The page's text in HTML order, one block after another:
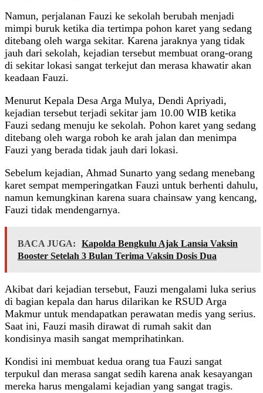
Namun, perjalanan Fauzi ke sekolah berubah menjadi
mimpi buruk ketika dia tertimpa pohon karet yang sedang
ditebang oleh warga sekitar. Karena jaraknya yang tidak
jauh dari sekolah, kejadian tersebut membuat orang-orang
di sekitar lokasi sangat terkejut dan merasa khawatir akan
keadaan Fauzi.
Menurut Kepala Desa Arga Mulya, Dendi Apriyadi,
kejadian tersebut terjadi sekitar jam 10.00 WIB ketika
Fauzi sedang menuju ke sekolah. Pohon karet yang sedang
ditebang oleh warga roboh ke arah jalan dan menimpa
Fauzi yang berada tidak jauh dari lokasi.
Sebelum kejadian, Ahmad Sunarto yang sedang menebang
karet sempat memperingatkan Fauzi untuk berhenti dahulu,
namun kemungkinan karena suara chainsaw yang kencang,
Fauzi tidak mendengarnya.
BACA JUGA:
Kapolda Bengkulu Ajak Lansia Vaksin
Booster Setelah 3 Bulan Terima Vaksin Dosis Dua
Akibat dari kejadian tersebut, Fauzi mengalami luka serius
di bagian kepala dan harus dilarikan ke RSUD Arga
Makmur untuk mendapatkan perawatan medis yang serius.
Saat ini, Fauzi masih dirawat di rumah sakit dan
kondisinya masih sangat memprihatinkan.
Kondisi ini membuat kedua orang tua Fauzi sangat
terpukul dan merasa sangat sedih karena anak kesayangan
mereka harus mengalami kejadian yang sangat tragis.